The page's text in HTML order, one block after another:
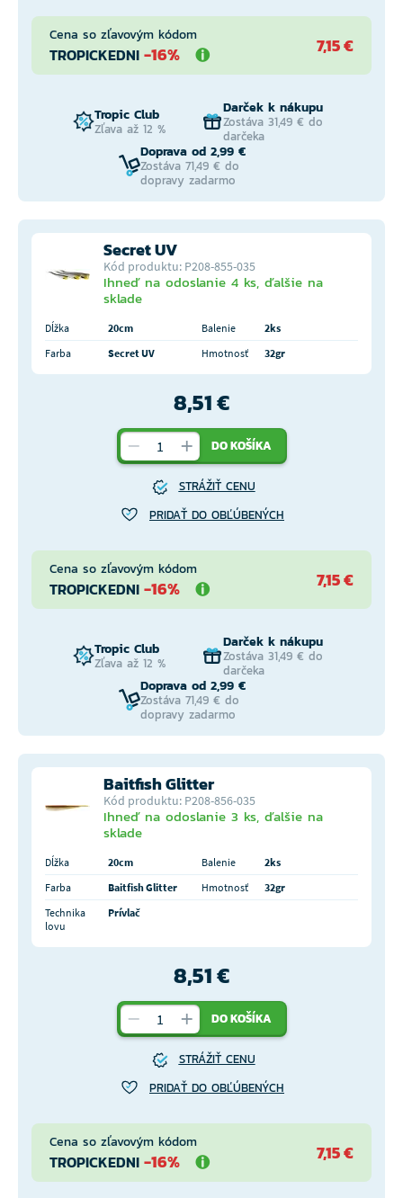
Cena so zľavovým kódom
TROPICKEDNI -16% 7,15 €
Tropic Club
Zľava až 12 %
Darček k nákupu
Zostáva 31,49 € do
darčeka
Doprava od 2,99 €
Zostáva 71,49 € do
dopravy zadarmo
Secret UV
Kód produktu: P208-855-035
Ihneď na odoslanie 4 ks, ďalšie na
sklade
Dĺžka 20cm Balenie
2ks
Farba
Secret UV Hmotnosť 32gr
8,51 €
DO KOŠÍKA
STRÁŽIŤ CENU
PRIDAŤ DO OBĽÚBENÝCH
Cena so zľavovým kódom
TROPICKEDNI -16% 7,15 €
Tropic Club
Zľava až 12 %
Darček k nákupu
Zostáva 31,49 € do
darčeka
Doprava od 2,99 €
Zostáva 71,49 € do
dopravy zadarmo
Baitfish Glitter
Kód produktu: P208-856-035
Ihneď na odoslanie 3 ks, ďalšie na
sklade
Dĺžka 20cm Balenie
2ks
Farba
Baitfish Glitter Hmotnosť
32gr
Technika
lovu
Prívlač
8,51 €
DO KOŠÍKA
STRÁŽIŤ CENU
PRIDAŤ DO OBĽÚBENÝCH
Cena so zľavovým kódom
TROPICKEDNI -16% 7,15 €